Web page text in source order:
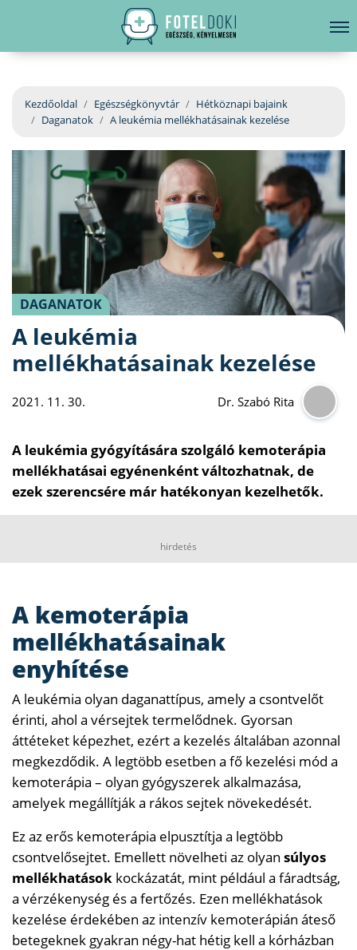
EGÉSZSÉGKÖNYVTÁR
BETEGSÉGKALAUZ
ÜGYELETKERESŐ
ORVOS VÁLASZOL
ORVOSKERESŐ
hirdetés
Kezdőoldal Egészségkönyvtár
Hétköznapi bajaink
Daganatok
A leukémia mellékhatásainak kezelése
DAGANATOK
A leukémia
mellékhatásainak kezelése
2021. 11. 30. Dr. Szabó Rita
A leukémia gyógyítására szolgáló kemoterápia
mellékhatásai egyénenként változhatnak, de
ezek szerencsére már hatékonyan kezelhetők.
hirdetés
A kemoterápia
mellékhatásainak
enyhítése
A leukémia olyan daganattípus, amely a csontvelőt
érinti, ahol a vérsejtek termelődnek. Gyorsan
áttéteket képezhet, ezért a kezelés általában azonnal
megkezdődik. A legtöbb esetben a fő kezelési mód a
kemoterápia – olyan gyógyszerek alkalmazása,
amelyek megállítják a rákos sejtek növekedését.
Ez az erős kemoterápia elpusztítja a legtöbb
csontvelősejtet. Emellett növelheti az olyan súlyos
mellékhatások kockázatát, mint például a fáradtság,
a vérzékenység és a fertőzés. Ezen mellékhatások
kezelése érdekében az intenzív kemoterápián áteső
betegeknek gyakran négy-hat hétig kell a kórházban